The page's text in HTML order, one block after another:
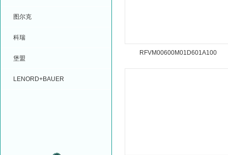
图尔克
科瑞
堡盟
LENORD+BAUER
RFVM00600M01D601A100